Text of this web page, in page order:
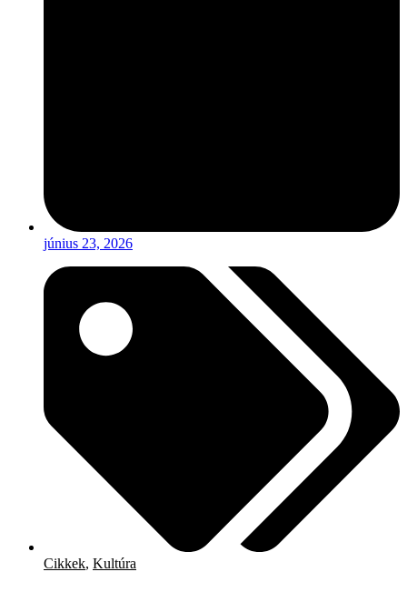
június 23, 2026
Cikkek, Kultúra